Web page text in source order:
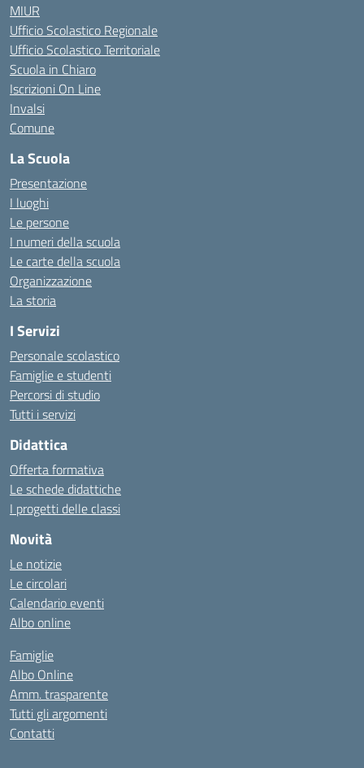
MIUR
Ufficio Scolastico Regionale
Ufficio Scolastico Territoriale
Scuola in Chiaro
Iscrizioni On Line
Invalsi
Comune
La Scuola
Presentazione
I luoghi
Le persone
I numeri della scuola
Le carte della scuola
Organizzazione
La storia
I Servizi
Personale scolastico
Famiglie e studenti
Percorsi di studio
Tutti i servizi
Didattica
Offerta formativa
Le schede didattiche
I progetti delle classi
Novità
Le notizie
Le circolari
Calendario eventi
Albo online
Famiglie
Albo Online
Amm. trasparente
Tutti gli argomenti
Contatti